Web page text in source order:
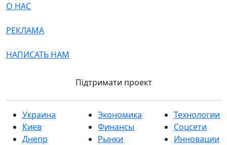
О НАС
РЕКЛАМА
НАПИСАТЬ НАМ
Підтримати проект
Украина
Киев
Днепр
Экономика
Финансы
Рынки
Технологии
Соцсети
Инновации